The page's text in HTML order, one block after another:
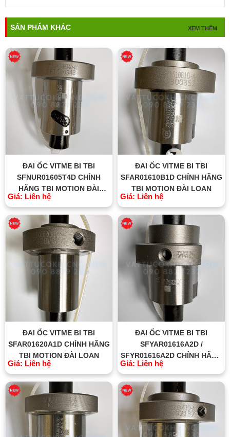
SẢN PHẨM KHÁC XEM THÊM
ĐAI ỐC VITME BI TBI
SFNUR01605T4D CHÍNH
HÃNG TBI MOTION ĐÀI
LOAN
Giá: Liên hệ
ĐAI ỐC VITME BI TBI
SFAR01610B1D CHÍNH HÃNG
TBI MOTION ĐÀI LOAN
Giá: Liên hệ
ĐAI ỐC VITME BI TBI
SFAR01620A1D CHÍNH HÃNG
TBI MOTION ĐÀI LOAN
Giá: Liên hệ
ĐAI ỐC VITME BI TBI
SFYAR01616A2D /
SFYR01616A2D CHÍNH HÃNG
TBI MOTION ĐÀI LOAN
Giá: Liên hệ